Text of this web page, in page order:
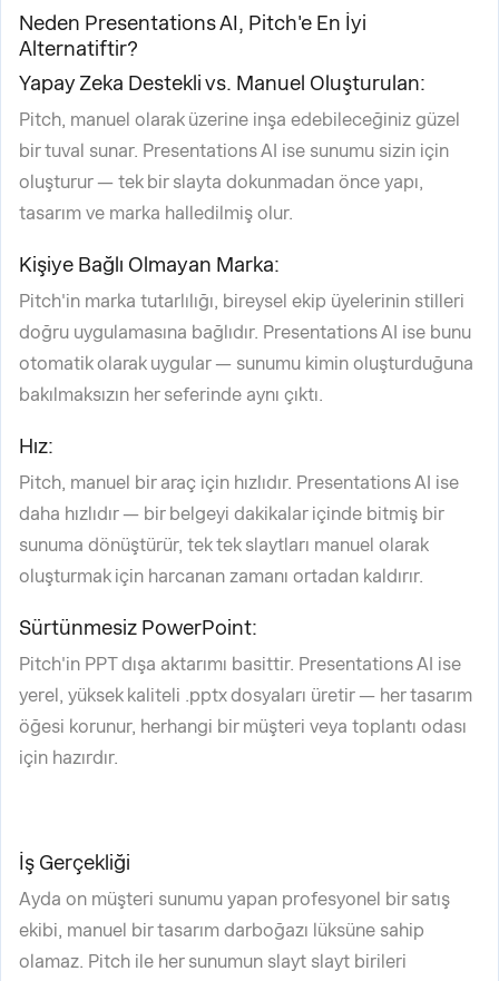
Neden Presentations AI, Pitch'e En İyi
Alternatiftir?
Yapay Zeka Destekli vs. Manuel Oluşturulan:
Pitch, manuel olarak üzerine inşa edebileceğiniz güzel
bir tuval sunar. Presentations AI ise sunumu sizin için
oluşturur — tek bir slayta dokunmadan önce yapı,
tasarım ve marka halledilmiş olur.
Kişiye Bağlı Olmayan Marka:
Pitch'in marka tutarlılığı, bireysel ekip üyelerinin stilleri
doğru uygulamasına bağlıdır. Presentations AI ise bunu
otomatik olarak uygular — sunumu kimin oluşturduğuna
bakılmaksızın her seferinde aynı çıktı.
Hız:
Pitch, manuel bir araç için hızlıdır. Presentations AI ise
daha hızlıdır — bir belgeyi dakikalar içinde bitmiş bir
sunuma dönüştürür, tek tek slaytları manuel olarak
oluşturmak için harcanan zamanı ortadan kaldırır.
Sürtünmesiz PowerPoint:
Pitch'in PPT dışa aktarımı basittir. Presentations AI ise
yerel, yüksek kaliteli .pptx dosyaları üretir — her tasarım
öğesi korunur, herhangi bir müşteri veya toplantı odası
için hazırdır.
İş Gerçekliği
Ayda on müşteri sunumu yapan profesyonel bir satış
ekibi, manuel bir tasarım darboğazı lüksüne sahip
olamaz. Pitch ile her sunumun slayt slayt birileri